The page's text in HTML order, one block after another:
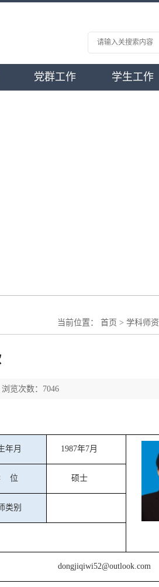
党群工作 学生工作
当前位置： 首页 > 学科师资
览次数：7046
年月 1987年7月
位 硕士
类别
dongjiqiwi52@outlook.com